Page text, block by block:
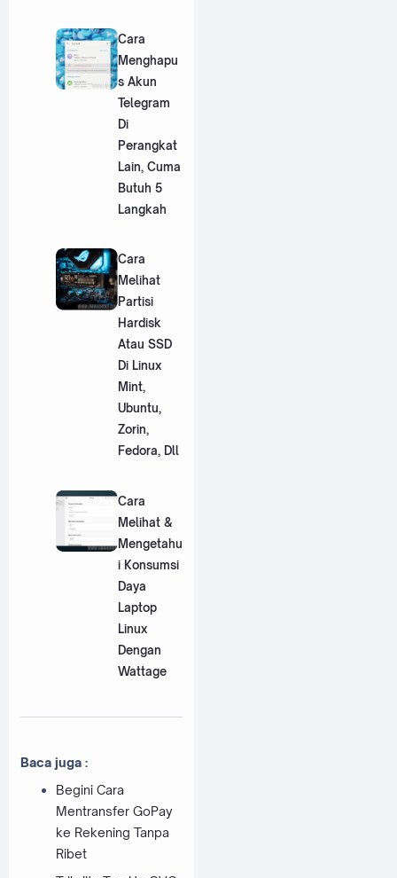
Cara
Menghapu
s Akun
Telegram
Di
Perangkat
Lain, Cuma
Butuh 5
Langkah
Cara
Melihat
Partisi
Hardisk
Atau SSD
Di Linux
Mint,
Ubuntu,
Zorin,
Fedora, Dll
Cara
Melihat &
Mengetahu
i Konsumsi
Daya
Laptop
Linux
Dengan
Wattage
Baca juga :
Begini Cara
Mentransfer GoPay
ke Rekening Tanpa
Ribet